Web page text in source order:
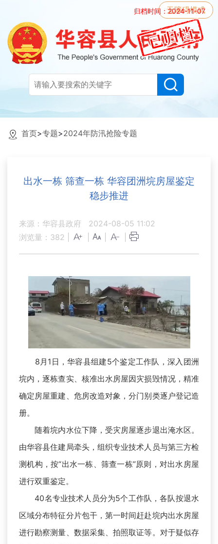
归档时间：2024-11-07
无障碍模式
首页>专题>2024年防汛抢险专题
出水一栋 筛查一栋 华容团洲垸房屋鉴定
稳步推进
来源：华容县政府
2024-08-05 11:02
浏览量： 382
8月1日，华容县组建5个鉴定工作队，深入团洲
垸内，逐栋查实、核准出水房屋因灾损毁情况，精准
确定房屋重建、危房改造对象，分门别类逐户登记造
册。
随着垸内水位下降，受灾房屋逐步退出淹水区。
由华容县住建局牵头，组织专业技术人员与第三方检
测机构，按“出水一栋、筛查一栋”原则，对出水房屋
进行双重鉴定。
40名专业技术人员分为5个工作队，各队按退水
区域分布特征分片包干，第一时间赶赴垸内出水房屋
进行勘察测量、数据采集、拍照取证等。对于疑似存